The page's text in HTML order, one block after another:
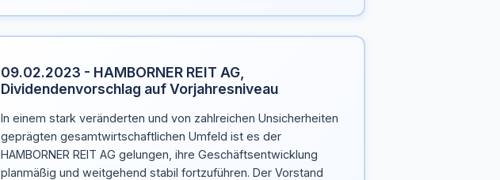
09.02.2023 - HAMBORNER REIT AG,
Dividendenvorschlag auf Vorjahresniveau
In einem stark veränderten und von zahlreichen Unsicherheiten
geprägten gesamtwirtschaftlichen Umfeld ist es der
HAMBORNER REIT AG gelungen, ihre Geschäftsentwicklung
planmäßig und weitgehend stabil fortzuführen. Der Vorstand